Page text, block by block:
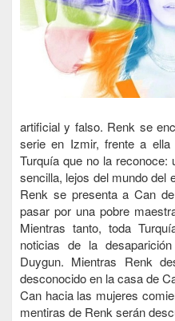
artificial y falso. Renk se
serie en Izmir, frente a
Turquía que no la reconoce:
sencilla, lejos del mundo del
Renk se presenta a Can
pasar por una pobre
Mientras tanto, toda
noticias de la
Duygun. Mientras Renk
desconocido en la casa de
Can hacia las mujeres
mentiras de Renk serán